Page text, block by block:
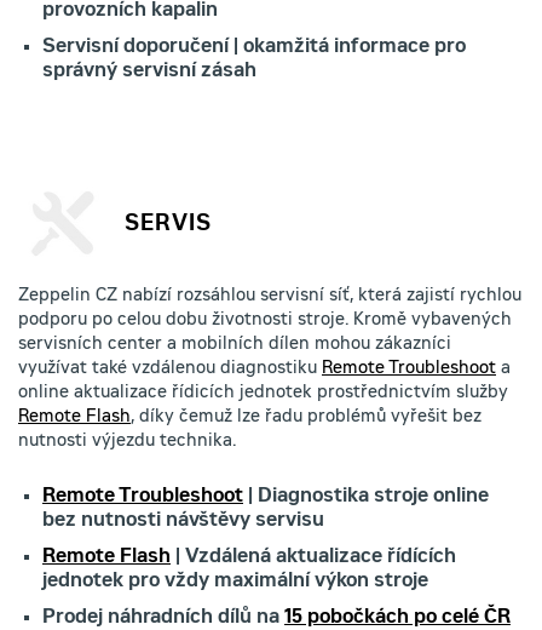
provozních kapalin
Servisní doporučení | okamžitá informace pro
správný servisní zásah
SERVIS
Zeppelin CZ nabízí rozsáhlou servisní síť, která zajistí rychlou
podporu po celou dobu životnosti stroje. Kromě vybavených
servisních center a mobilních dílen mohou zákazníci
využívat také vzdálenou diagnostiku Remote Troubleshoot a
online aktualizace řídicích jednotek prostřednictvím služby
Remote Flash, díky čemuž lze řadu problémů vyřešit bez
nutnosti výjezdu technika.
Remote Troubleshoot | Diagnostika stroje online
bez nutnosti návštěvy servisu
Remote Flash | Vzdálená aktualizace řídících
jednotek pro vždy maximální výkon stroje
Prodej náhradních dílů na 15 pobočkách po celé ČR